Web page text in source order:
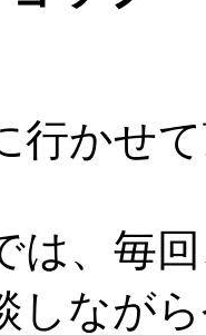
行かせ
は、毎
しなが